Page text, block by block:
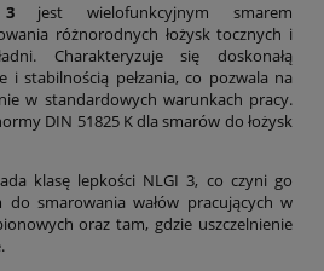
jest wielofunkcyjnym smarem
różnorodnych łożysk tocznych i
Charakteryzuje się doskonałą
i stabilnością pełzania, co pozwala na
w standardowych warunkach pracy.
DIN 51825 K dla smarów do łożysk
klasę lepkości NLGI 3, co czyni go
do smarowania wałów pracujących w
oraz tam, gdzie uszczelnienie